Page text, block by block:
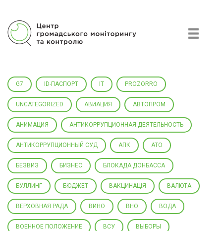
G7 ID-ПАСПОРТ IT PROZORRO
UNCATEGORIZED АВИАЦИЯ АВТОПРОМ
АНИМАЦИЯ АНТИКОРРУПЦИОННАЯ ДЕЯТЕЛЬНОСТЬ
АНТИКОРРУПЦИОННЫЙ СУД АПК АТО
БЕЗВИЗ БИЗНЕС БЛОКАДА ДОНБАССА
БУЛЛИНГ БЮДЖЕТ ВАКЦИНАЦІЯ ВАЛЮТА
ВЕРХОВНАЯ РАДА ВИНО ВНО ВОДА
ВОЕННОЕ ПОЛОЖЕНИЕ ВСУ ВЫБОРЫ